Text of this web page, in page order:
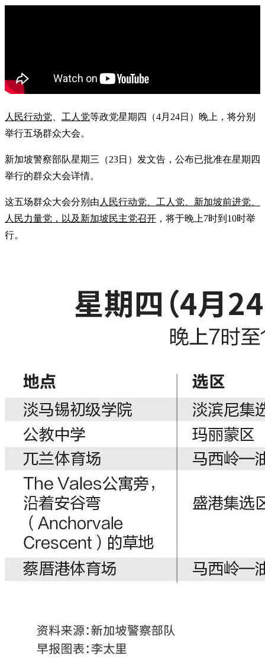
人民行动党 工人党等政党星期四（4月24日）晚上，将分别
举行五场群众大会。
新加坡警察部队星期三（23日）发文告，公布已批准在星期四
举行的群众大会详情。
这五场群众大会分别由 人民行动党、工人党、新加坡前进党、
人民力量党，以及新加坡民主党召开 ，将于晚上7时到10时举
行。